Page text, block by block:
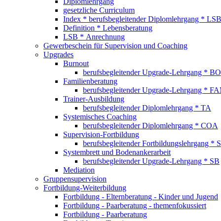
gesetzliche Curriculum
Index * berufsbegleitender Diplomlehrgang * LSB
Definition * Lebensberatung
LSB * Anrechnung
Gewerbeschein für Supervision und Coaching
Upgrades
Burnout
berufsbegleitender Upgrade-Lehrgang * BO
Familienberatung
berufsbegleitender Upgrade-Lehrgang *
Trainer-Ausbildung
berufsbegleitender Diplomlehrgang * TA
Systemisches Coaching
berufsbegleitender Diplomlehrgang * COA
Supervision-Fortbildung
berufsbegleitender Fortbildungslehrgang *
Systembrett und Bodenankerarbeit
berufsbegleitender Upgrade-Lehrgang * SB
Mediation
Gruppensupervision
Fortbildung-Weiterbildung
Fortbildung - Elternberatung - Kinder und Jugend
Fortbildung - Paarberatung - themenfokussiert
Fortbildung - Paarberatung